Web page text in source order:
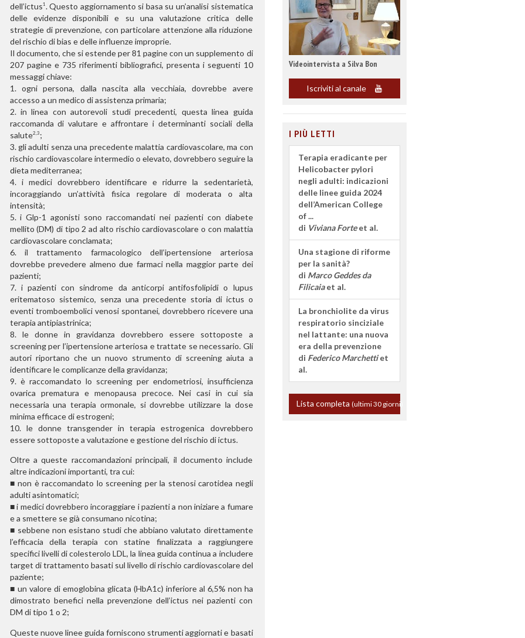
dell’ictus1 . Questo aggiornamento si basa su un’analisi sistematica
delle evidenze disponibili e su una valutazione critica delle
strategie di prevenzione, con particolare attenzione alla riduzione
del rischio di bias e delle influenze improprie.
Il documento, che si estende per 81 pagine con un supplemento di
207 pagine e 735 riferimenti bibliografici, presenta i seguenti 10
messaggi chiave:
1. ogni persona, dalla nascita alla vecchiaia, dovrebbe avere
accesso a un medico di assistenza primaria;
2. in linea con autorevoli studi precedenti, questa linea guida
raccomanda di valutare e affrontare i determinanti sociali della
salute2,3 ;
3. gli adulti senza una precedente malattia cardiovascolare, ma con
rischio cardiovascolare intermedio o elevato, dovrebbero seguire la
dieta mediterranea;
4. i medici dovrebbero identificare e ridurre la sedentarietà,
incoraggiando un’attività fisica regolare di moderata o alta
intensità;
5.i Glp-1 agonisti sono raccomandati nei pazienti con diabete
mellito (DM) di tipo 2 ad alto rischio cardiovascolare o con malattia
cardiovascolare conclamata;
6. il trattamento farmacologico dell’ipertensione arteriosa
dovrebbe prevedere almeno due farmaci nella maggior parte dei
pazienti;
7. i pazienti con sindrome da anticorpi antifosfolipidi o lupus
eritematoso sistemico, senza una precedente storia di ictus o
eventi tromboembolici venosi spontanei, dovrebbero ricevere una
terapia antipiastrinica;
8. le donne in gravidanza dovrebbero essere sottoposte a
screening per l’ipertensione arteriosa e trattate se necessario. Gli
autori riportano che un nuovo strumento di screening aiuta a
identificare le complicanze della gravidanza;
9. è raccomandato lo screening per endometriosi, insufficienza
ovarica prematura e menopausa precoce. Nei casi in cui sia
necessaria una terapia ormonale, si dovrebbe utilizzare la dose
minima efficace di estrogeni;
10. le donne transgender in terapia estrogenica dovrebbero
essere sottoposte a valutazione e gestione del rischio di ictus.
Oltre a queste raccomandazioni principali, il documento include
altre indicazioni importanti, tra cui:
■non è raccomandato lo screening per la stenosi carotidea negli
adulti asintomatici;
■i medici dovrebbero incoraggiare i pazienti a non iniziare a fumare
e a smettere se già consumano nicotina;
■ sebbene non esistano studi che abbiano valutato direttamente
l’efficacia della terapia con statine finalizzata a raggiungere
specifici livelli di colesterolo LDL, la linea guida continua a includere
target di trattamento basati sul livello di rischio cardiovascolare del
paziente;
■ un valore di emoglobina glicata (HbA1c) inferiore al 6,5% non ha
dimostrato benefici nella prevenzione dell’ictus nei pazienti con
DM di tipo 1 o 2;
Queste nuove linee guida forniscono strumenti aggiornati e basati
Videointervista a Silva Bon
Iscriviti al canale
I PIÙ LETTI
Terapia eradicante per
Helicobacter pylori
negli adulti: indicazioni
delle linee guida 2024
dell’American College
of ...
di Viviana Forteet al.
Una stagione di riforme
per la sanità?
di Marco Geddes da
Filicaiaet al.
La bronchiolite da virus
respiratorio sinciziale
nel lattante: una nuova
era della prevenzione
di Federico Marchettiet
al.
Lista completa (ultimi 30 giorni)